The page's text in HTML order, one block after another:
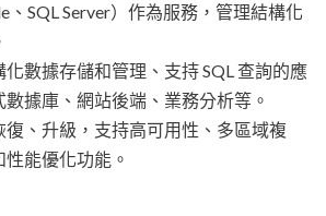
、SQL Server）作為服務，管理結構化
數據存儲和管理、支持 SQL 查詢的應
據庫、網站後端、業務分析等。
、升級，支持高可用性、多區域複
能優化功能。